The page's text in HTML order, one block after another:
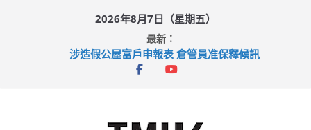
2026年8月7日（星期五）
最新：
巴士非禮女學生 六旬漢判囚四月
涉造假公屋富戶申報表 倉管員准保釋候訊
足球盛會次場激戰 祖雲達斯挫車路士